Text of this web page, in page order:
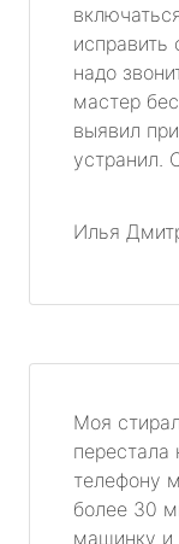
надо
мастер
выявил
устранил.
Илья
Моя
перестала
телефону
более 30
машинку и